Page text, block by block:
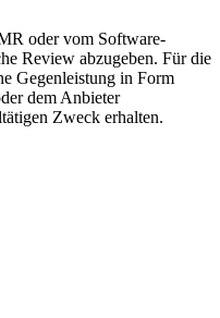
oder vom Software-
Review abzugeben. Für die
Gegenleistung in Form
dem Anbieter
Zweck erhalten.